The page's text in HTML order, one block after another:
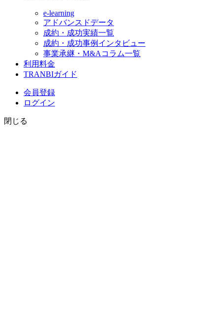
e-learning
アドバンスドデータ
成約・成功実績一覧
成約・成功事例インタビュー
事業承継・M&Aコラム一覧
利用料金
TRANBIガイド
会員登録
ログイン
閉じる